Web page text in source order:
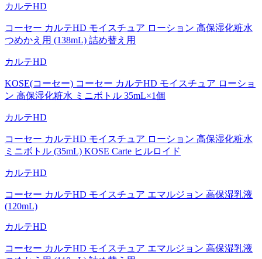
カルテHD
コーセー カルテHD モイスチュア ローション 高保湿化粧水
つめかえ用 (138mL) 詰め替え用
カルテHD
KOSE(コーセー) コーセー カルテHD モイスチュア ローショ
ン 高保湿化粧水 ミニボトル 35mL×1個
カルテHD
コーセー カルテHD モイスチュア ローション 高保湿化粧水
ミニボトル (35mL) KOSE Carte ヒルロイド
カルテHD
コーセー カルテHD モイスチュア エマルジョン 高保湿乳液
(120mL)
カルテHD
コーセー カルテHD モイスチュア エマルジョン 高保湿乳液